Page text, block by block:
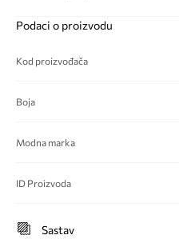
Podaci o proizvodu
Kod proizvođača
Boja
Modna marka
ID Proizvoda
Sastav